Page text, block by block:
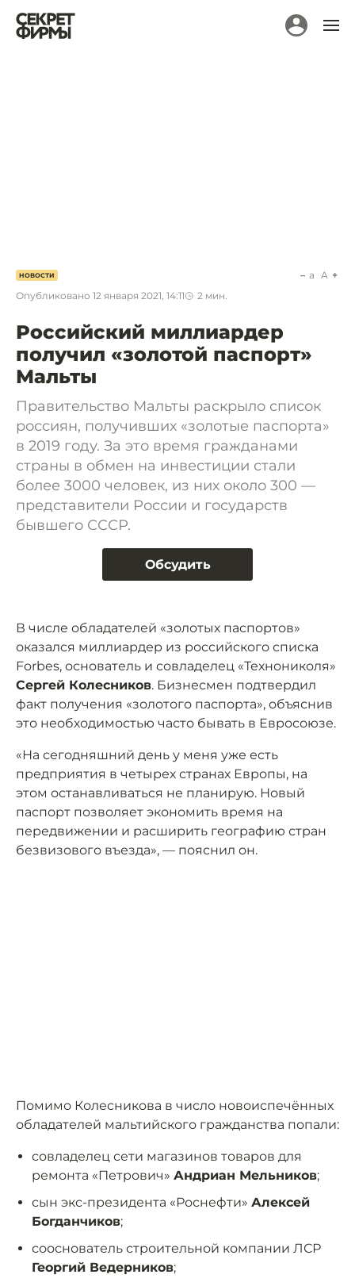
НОВОСТИ
Опубликовано 12 января 2021, 14:11 2 мин.
a A
Российский миллиардер
получил «золотой паспорт»
Мальты
Правительство Мальты раскрыло список
россиян, получивших «золотые паспорта»
в 2019 году. За это время гражданами
страны в обмен на инвестиции стали
более 3000 человек, из них около 300 —
представители России и государств
бывшего СССР.
Обсудить
В числе обладателей «золотых паспортов»
оказался миллиардер из российского списка
Forbes, основатель и совладелец «Технониколя»
Сергей Колесников. Бизнесмен подтвердил
факт получения «золотого паспорта», объяснив
это необходимостью часто бывать в Евросоюзе.
«На сегодняшний день у меня уже есть
предприятия в четырех странах Европы, на
этом останавливаться не планирую. Новый
паспорт позволяет экономить время на
передвижении и расширить географию стран
безвизового въезда», — пояснил он.
Помимо Колесникова в число новоиспечённых
обладателей мальтийского гражданства попали:
совладелец сети магазинов товаров для
ремонта «Петрович» Андриан Мельников;
сын экс-президента «Роснефти» Алексей
Богданчиков;
сооснователь строительной компании ЛСР
Георгий Ведерников;